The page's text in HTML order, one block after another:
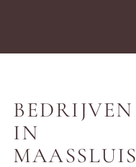
BEDRIJVEN
IN
MAASSLUIS